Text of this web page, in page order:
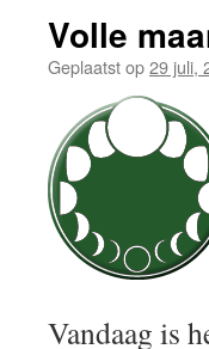
Volle
Geplaatst op29 juli,
Vandaag is